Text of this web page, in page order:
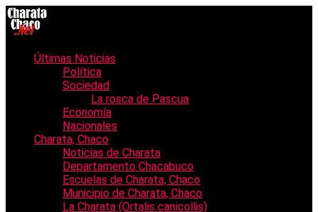
Últimas Noticias
Política
Sociedad
La rosca de Pascua
Economía
Nacionales
Charata, Chaco
Noticias de Charata
Departamento Chacabuco
Escuelas de Charata, Chaco
Municipio de Charata, Chaco
La Charata (Ortalis canicollis)